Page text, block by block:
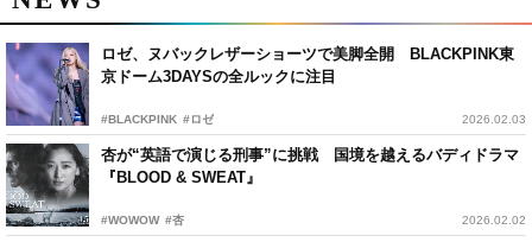
ロゼ、ヌバックレザーショーツで美脚全開 BLACKPINK東
京ドーム3DAYSの全ルックに注目
#BLACKPINK #ロゼ 2026.02.03
杏が“英語で演じる刑事”に挑戦 国境を越えるバディドラマ
『BLOOD & SWEAT』
#WOWOW #杏 2026.02.02